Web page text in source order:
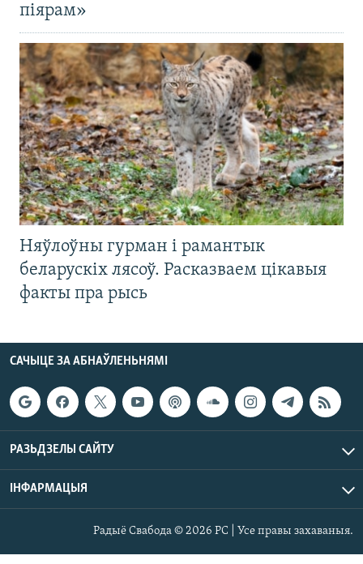
піярам»
Няўлоўны гурман і рамантык
беларускіх лясоў. Расказваем цікавыя
факты пра рысь
САЧЫЦЕ ЗА АБНАЎЛЕНЬНЯМІ
РАЗЬДЗЕЛЫ САЙТУ
ІНФАРМАЦЫЯ
Радыё Свабода © 2026 РС | Усе правы захаваныя.